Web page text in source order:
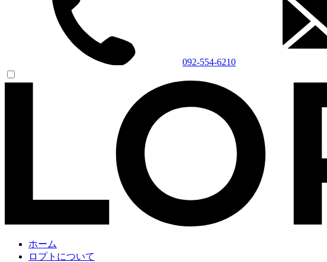
092-554-6210
ホーム
ロプトについて